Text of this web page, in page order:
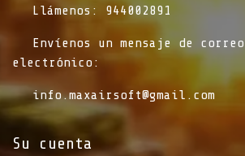
​Llámenos: 944002891
​Envíenos un mensaje de correo
electrónico:
info.maxairsoft@gmail.com
Su cuenta